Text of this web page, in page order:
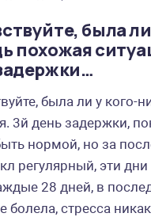
была
похожая
была ли у кого-
3й день задержки,
нормой, но за
регулярный, эти дни
28 дней, в
болела, стресса